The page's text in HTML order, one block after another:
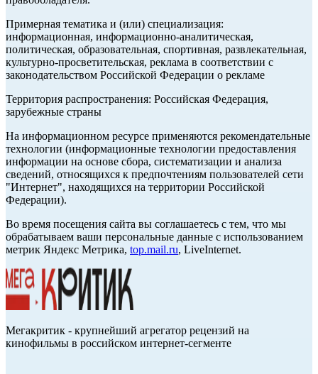
Примерная тематика и (или) специализация:
информационная, информационно-аналитическая,
политическая, образовательная, спортивная, развлекательная,
культурно-просветительская, реклама в соответствии с
законодательством Российской Федерации о рекламе
Территория распространения: Российская Федерация,
зарубежные страны
На информационном ресурсе применяются рекомендательные
технологии (информационные технологии предоставления
информации на основе сбора, систематизации и анализа
сведений, относящихся к предпочтениям пользователей сети
"Интернет", находящихся на территории Российской
Федерации).
Во время посещения сайта вы соглашаетесь с тем, что мы
обрабатываем ваши персональные данные с использованием
метрик Яндекс Метрика, top.mail.ru, LiveInternet.
Мегакритик - крупнейший агрегатор рецензий на
кинофильмы в российском интернет-сегменте